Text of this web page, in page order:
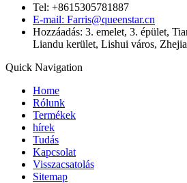
Tel: +8615305781887
E-mail: Farris@queenstar.cn
Hozzáadás: 3. emelet, 3. épület,
Liandu kerület, Lishui város,
Quick Navigation
Home
Rólunk
Termékek
hírek
Tudás
Kapcsolat
Visszacsatolás
Sitemap